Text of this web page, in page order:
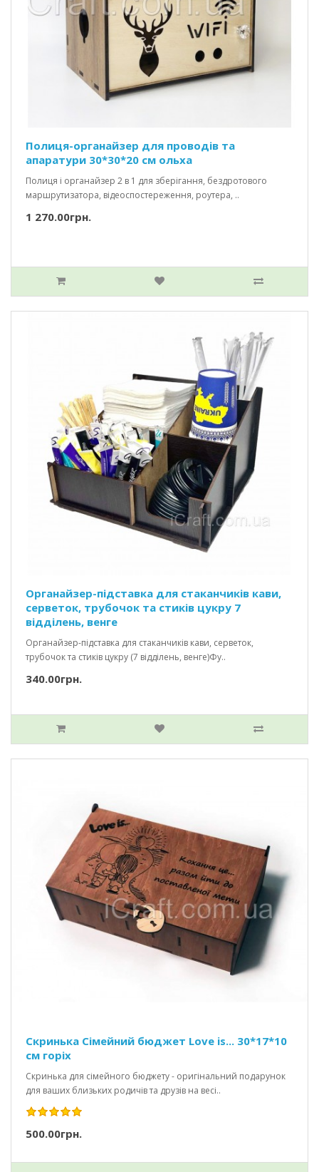
Полиця-органайзер для проводів та
апаратури 30*30*20 см ольха
Полиця і органайзер 2 в 1 для зберігання, бездротового
маршрутизатора, відеоспостереження, роутера, ..
1 270.00грн.
Органайзер-підставка для стаканчиків кави,
серветок, трубочок та стиків цукру 7
відділень, венге
Органайзер-підставка для стаканчиків кави, серветок,
трубочок та стиків цукру (7 відділень, венге)Фу..
340.00грн.
Скринька Сімейний бюджет Love is... 30*17*10
см горіх
Скринька для сімейного бюджету - оригінальний подарунок
для ваших близьких родичів та друзів на весі..
500.00грн.